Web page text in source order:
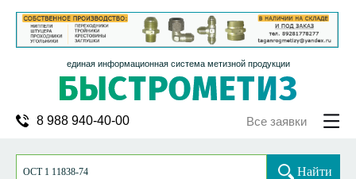
единая информационная система метизной продукции
8 988 940-40-00 Все заявки
Найти